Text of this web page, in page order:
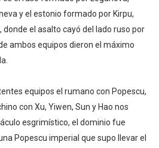
y el estonio formado por Kirpu,
donde el asalto cayó del lado ruso por
ambos equipos dieron el máximo
equipos el rumano con Popescu,
con Xu, Yiwen, Sun y Hao nos
esgrimístico, el dominio fue
Popescu imperial que supo llevar el